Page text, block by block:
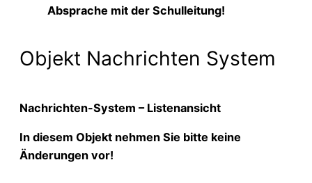
Absprache mit der Schulleitung!
Objekt Nachrichten System
Nachrichten-System – Listenansicht
In diesem Objekt nehmen Sie bitte keine
Änderungen vor!